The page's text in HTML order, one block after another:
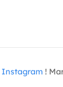
Instagram !